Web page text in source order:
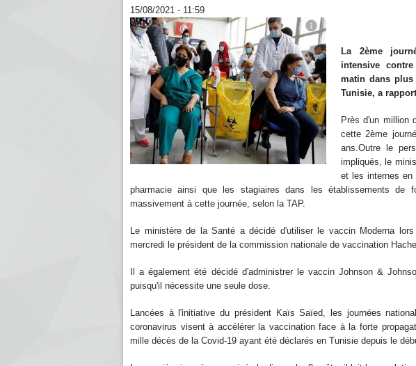
15/08/2021 - 11:59
La 2ème
intensive
matin dans plus
Tunisie, a
Près d'un million
cette 2ème
ans.Outre le
impliqués, le
et les internes en
pharmacie ainsi que les stagiaires dans les établissements de
massivement à cette journée, selon la TAP.
Le ministère de la Santé a décidé d'utiliser le vaccin Moderna
mercredi le président de la commission nationale de vaccination
Il a également été décidé d'administrer le vaccin Johnson &
puisqu'il nécessite une seule dose.
Lancées à l'initiative du président Kaïs Saïed, les journées
coronavirus visent à accélérer la vaccination face à la forte
mille décès de la Covid-19 ayant été déclarés en Tunisie depuis le